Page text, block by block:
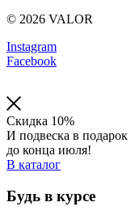
© 2026 VALOR
Instagram
Facebook
Скидка 10%
И подвеска в подарок
до конца июля!
В каталог
Будь в курсе